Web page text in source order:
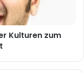
Kulturen zum